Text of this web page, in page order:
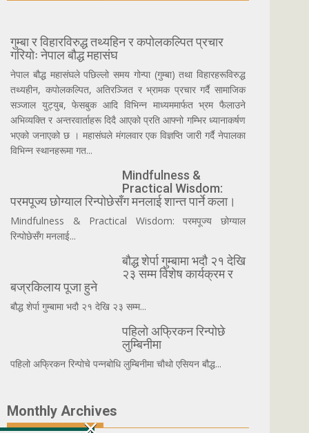
गुम्बा र विहारविरुद्ध तथ्यहिन र कपोलकल्पित प्रचार
गरियोः नेपाल बौद्ध महासंघ
नेपाल बौद्ध महासंघले पछिल्लो समय गोन्पा (गुम्बा) तथा विहारहरूविरुद्ध
तथ्यहीन, कपोलकल्पित, अतिरञ्जित र भ्रामक प्रचार गर्दै सामाजिक
सञ्जाल युट्युब, फेसबुक आदि विभिन्न माध्यममार्फत भ्रम फैलाउने
अभिव्यक्ति र अन्तरवार्ताहरू दिदै आएको प्रति आफ्नो गम्भिर ध्यानाकर्षण
भएको जनाएको छ । महासंघले मंगलवार एक विज्ञप्ति जारी गर्दै नेपालका
विभिन्न स्थानहरूमा गत...
Mindfulness &
Practical Wisdom:
परमपूज्य छोग्याल रिन्पोछेसँग मनलाई शान्त पार्ने कला।
Mindfulness & Practical Wisdom: परमपूज्य छोग्याल
रिन्पोछेसँग मनलाई...
बौद्ध शेर्पा गुम्बामा भदौ २१ देखि
२३ सम्म विशेष कार्यक्रम र
बज्रकिलाय पूजा हुने
बौद्ध शेर्पा गुम्बामा भदौ २१ देखि २३ सम्म...
पहिलो अफ्रिकन रिन्पोछे
लुम्बिनीमा
पहिलो अफ्रिकन रिन्पोचे पन्नबोधि लुम्बिनीमा चौथो एसियन बौद्ध...
Monthly Archives